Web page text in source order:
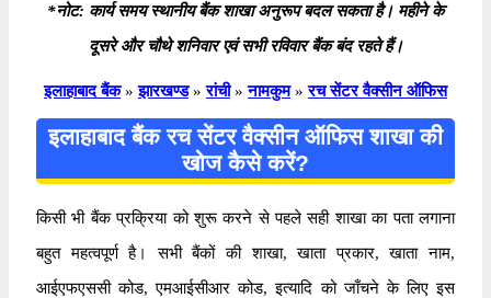
*नोट: कार्य समय स्थानीय बैंक शाखा अनुरूप बदल सकता है। महीने के
दूसरे और चौथे शनिवार एवं सभी रविवार बैंक बंद रहते हैं।
इलाहाबाद बैंक » झारखण्ड » रांची » नामकुम » रच सेंटर वैक्सीन ऑफिस
इलाहाबाद बैंक रच सेंटर वैक्सीन ऑफिस शाखा की
खोज कैसे करें?
किसी भी बैंक प्रक्रिया को शुरू करने से पहले सही शाखा का पता लगाना
बहुत महत्वपूर्ण है। सभी बैंकों की शाखा, खाता प्रकार, खाता नाम,
आईएफएससी कोड, एमआईसीआर कोड, इत्यादि को जाँचने के लिए इस